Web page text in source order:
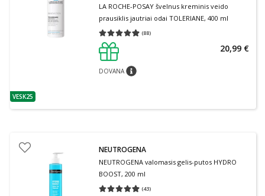
patarimas
VESK25
LA ROCHE-POSAY švelnus kreminis veido
prausiklis jautriai odai TOLERIANE, 400 ml
(88)
Vidutinis įvertinimas 4.91
DOVANApatarimas
20,99 €
NEUTROGENA
NEUTROGENA valomasis gelis-putos HYDRO
BOOST, 200 ml
(43)
Vidutinis įvertinimas 4.95